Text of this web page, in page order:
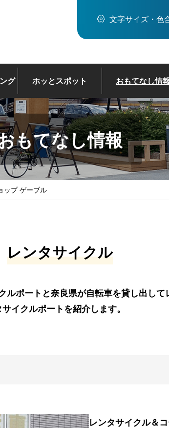
文字サイズ・色
グ ホッとスポット おもてなし情
もてなし情報
ップ ゲーブル
レンタサイクル
ポートと奈良県が自転車を貸し出し
サイクルポートを紹介します。
レンタサイクル＆